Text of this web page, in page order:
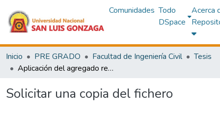
Comunidades Todo
DSpace
Acerca
Inicio PRE GRADO Facultad de Ingeniería Civil
Tesis
Aplicación del agregado reciclado del proyecto de vivienda Valle Alto - Los Portales S.A. en el diseño de mezcla para optimizar las propiedades mecánicas de los bloques de concreto para uso estructural - 2019
Solicitar una copia del fichero